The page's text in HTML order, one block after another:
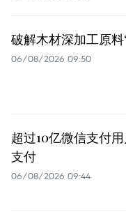
破解木材深加工原料
06/08/2026 09:50
超过10亿微信支付
支付
06/08/2026 09:44